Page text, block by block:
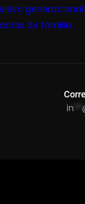
generacional
de familia
in